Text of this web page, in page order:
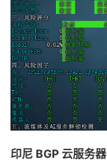
印尼 BGP 云服务器